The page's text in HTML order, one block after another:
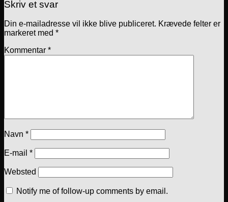
Skriv et svar
Din e-mailadresse vil ikke blive publiceret. Krævede felter er
markeret med *
Kommentar *
Navn *
E-mail *
Websted
Notify me of follow-up comments by email.